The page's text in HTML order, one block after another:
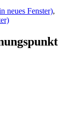
neues Fenster),